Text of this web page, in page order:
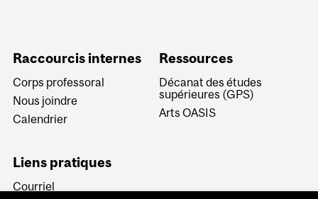
Raccourcis internes
Corps professoral
Nous joindre
Calendrier
Ressources
Décanat des études
supérieures (GPS)
Arts OASIS
Liens pratiques
Courriel